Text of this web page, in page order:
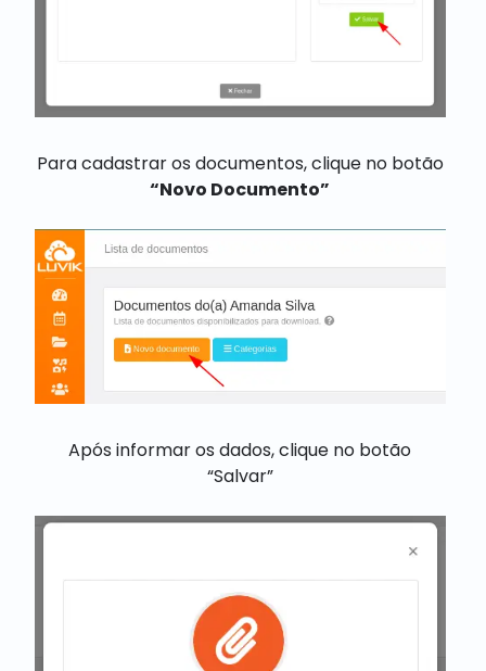
Para cadastrar os documentos, clique no botão
“Novo Documento”
Após informar os dados, clique no botão
“Salvar”